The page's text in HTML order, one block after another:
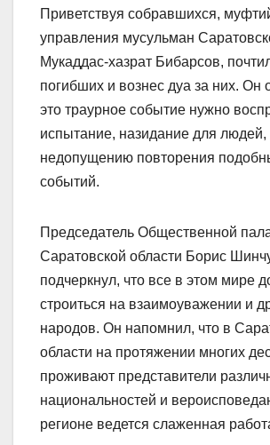
Приветствуя собравшихся,
управления мусульман
Мукаддас-хазрат Бибарсов,
погибших и вознес дуа за них. Он
это траурное событие нужно
испытание, назидание для людей,
недопущению повторения
событий.
Председатель Общественной
Саратовской области Борис
подчеркнул, что все в этом мире
строиться на взаимоуважении и
народов. Он напомнил, что в
области на протяжении многих
проживают представители
национальностей и
регионе ведется слаженная